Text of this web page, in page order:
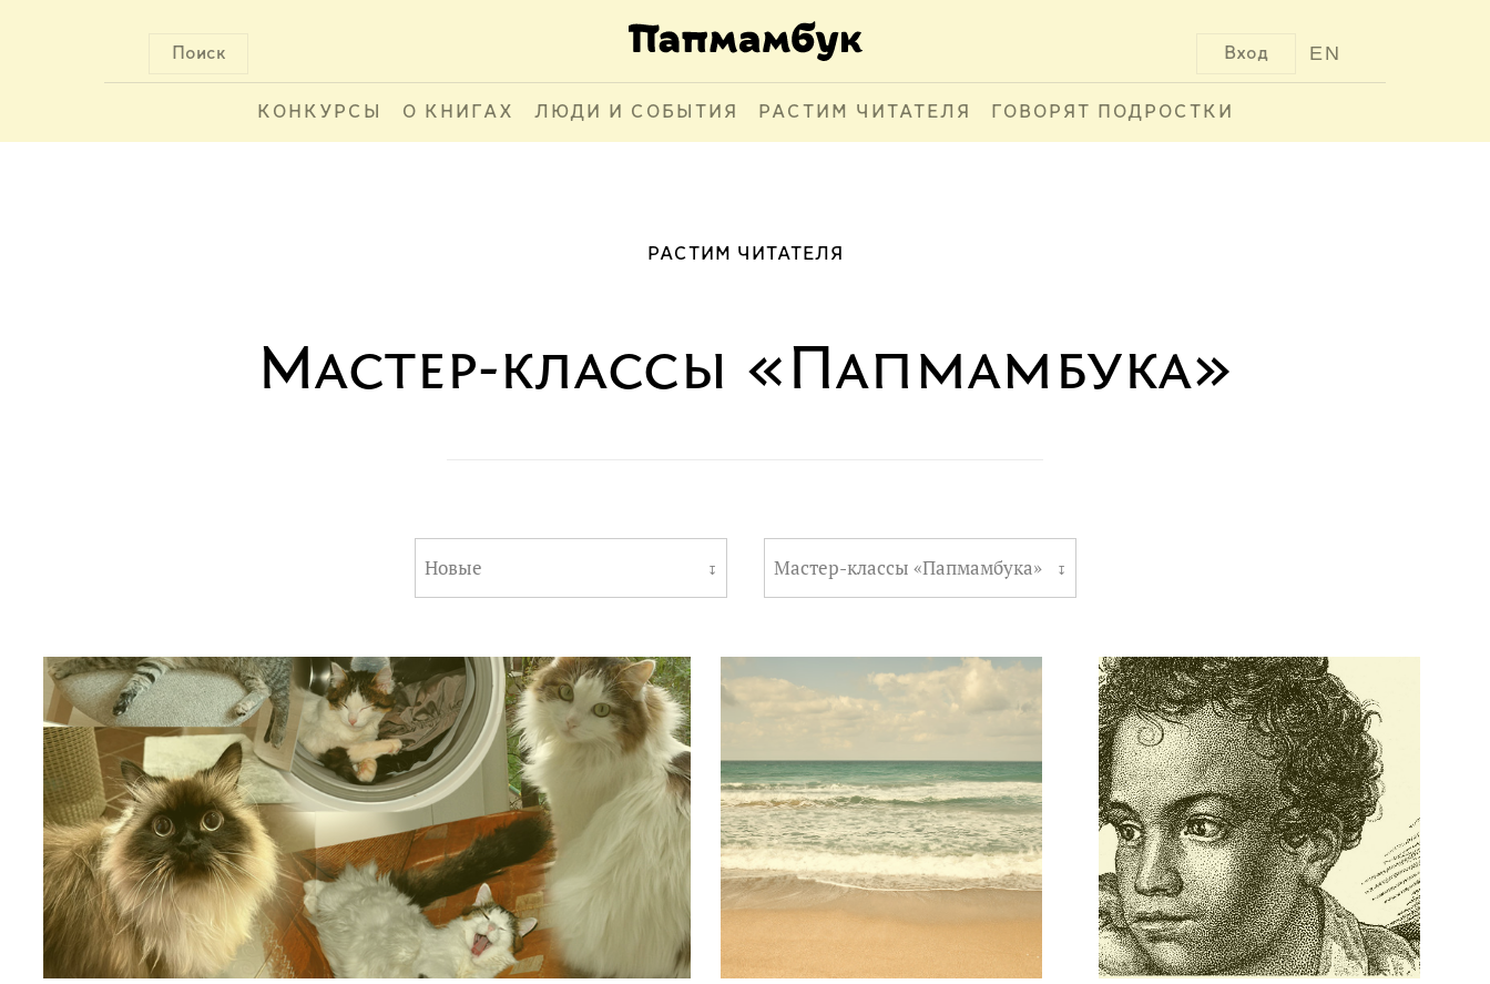
Поиск EN
Вход
КОНКУРСЫ О КНИГАХ ЛЮДИ И СОБЫТИЯ РАСТИМ ЧИТАТЕЛЯ ГОВОРЯТ ПОДРОСТКИ
РАСТИМ ЧИТАТЕЛЯ
Мастер-классы «Папмамбука»
Новые ↧ Мастер-классы «Папмамбука» ↧